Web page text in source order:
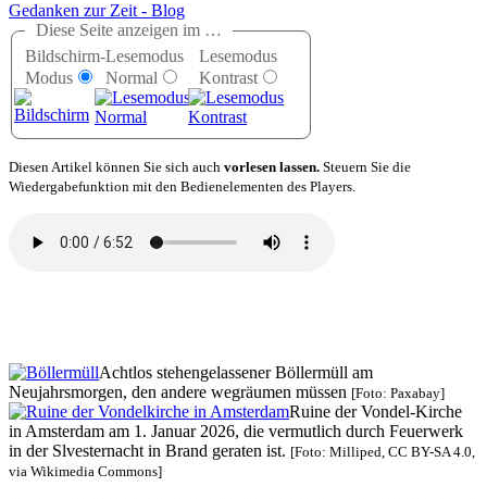
Gedanken zur Zeit - Blog
Diese Seite anzeigen im …
Bildschirm-
Modus
Lesemodus
Normal
Lesemodus
Kontrast
Diesen Artikel können Sie sich auch vorlesen lassen. Steuern Sie die
Wiedergabefunktion mit den Bedienelementen des Players.
Achtlos stehengelassener Böllermüll am
Neujahrsmorgen, den andere wegräumen müssen [Foto: Paxabay]
Ruine der Vondel-Kirche
in Amsterdam am 1. Januar 2026, die vermutlich durch Feuerwerk
in der Slvesternacht in Brand geraten ist. [Foto: Milliped, CC BY-SA 4.0,
via Wikimedia Commons]